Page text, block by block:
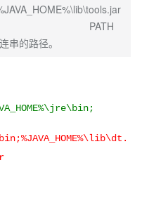
作用： PATH
串的路径。
%\jre\bin;
JAVA_HOME%\lib\dt.